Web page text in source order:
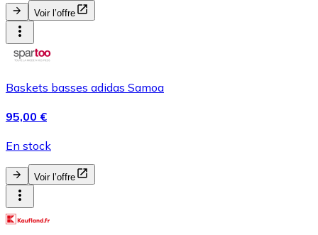
Voir l’offre
Baskets basses adidas Samoa
95,00 €
En stock
Voir l’offre